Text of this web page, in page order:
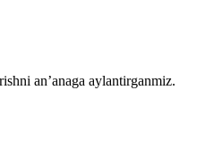
an’anaga aylantirganmiz.